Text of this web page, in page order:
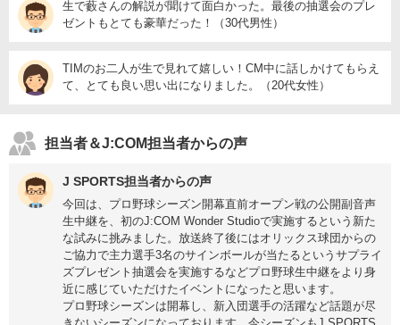
生で藪さんの解説が聞けて面白かった。最後の抽選会のプレ
ゼントもとても豪華だった！（30代男性）
TIMのお二人が生で見れて嬉しい！CM中に話しかけてもらえ
て、とても良い思い出になりました。（20代女性）
担当者＆J:COM担当者からの声
J SPORTS担当者からの声
今回は、プロ野球シーズン開幕直前オープン戦の公開副音声
生中継を、初のJ:COM Wonder Studioで実施するという新た
な試みに挑みました。放送終了後にはオリックス球団からの
ご協力で主力選手3名のサインボールが当たるというサプライ
ズプレゼント抽選会を実施するなどプロ野球生中継をより身
近に感じていただけたイベントになったと思います。
プロ野球シーズンは開幕し、新入団選手の活躍など話題が尽